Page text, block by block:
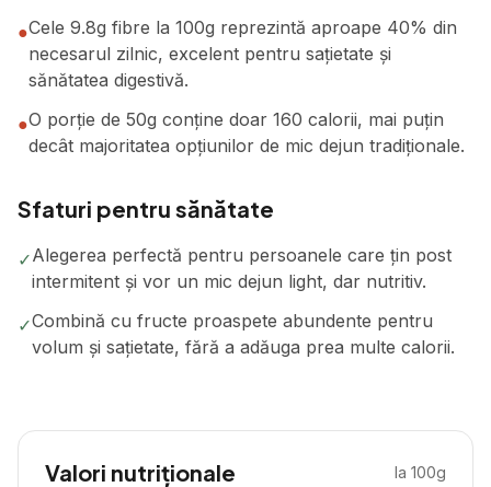
●Cele 9.8g fibre la 100g reprezintă aproape 40% din
necesarul zilnic, excelent pentru sațietate și
sănătatea digestivă.
●O porție de 50g conține doar 160 calorii, mai puțin
decât majoritatea opțiunilor de mic dejun tradiționale.
Sfaturi pentru sănătate
✓Alegerea perfectă pentru persoanele care țin post
intermitent și vor un mic dejun light, dar nutritiv.
✓Combină cu fructe proaspete abundente pentru
volum și sațietate, fără a adăuga prea multe calorii.
Valori nutriționale la 100g